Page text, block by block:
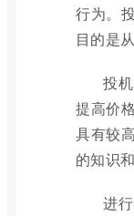
行为。
目的是
投
提高价
具有较
的知识和
进